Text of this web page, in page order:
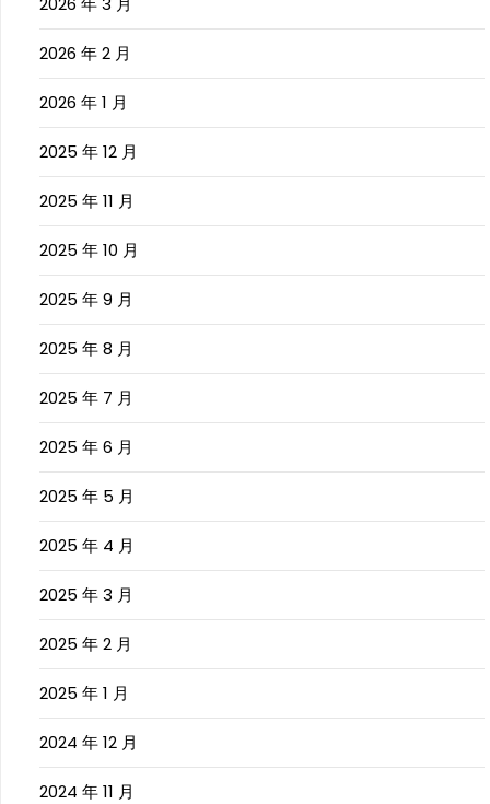
2026 年 2 月
2026 年 1 月
2025 年 12 月
2025 年 11 月
2025 年 10 月
2025 年 9 月
2025 年 8 月
2025 年 7 月
2025 年 6 月
2025 年 5 月
2025 年 4 月
2025 年 3 月
2025 年 2 月
2025 年 1 月
2024 年 12 月
2024 年 11 月